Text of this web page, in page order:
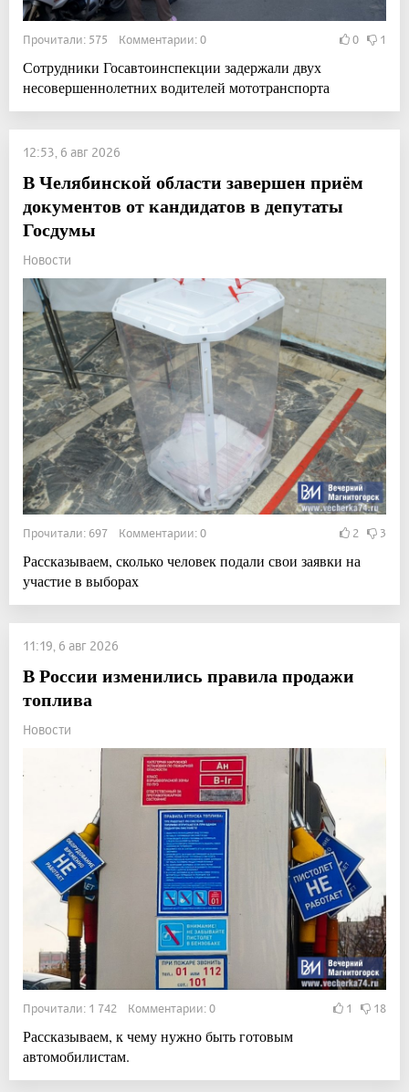
Прочитали: 575 Комментарии: 0 0 1
Сотрудники Госавтоинспекции задержали двух
несовершеннолетних водителей мототранспорта
12:53, 6 авг 2026
В Челябинской области завершен приём
документов от кандидатов в депутаты
Госдумы
Новости
Прочитали: 697 Комментарии: 0 2 3
Рассказываем, сколько человек подали свои заявки на
участие в выборах
11:19, 6 авг 2026
В России изменились правила продажи
топлива
Новости
Прочитали: 1 742 Комментарии: 0 1 18
Рассказываем, к чему нужно быть готовым
автомобилистам.